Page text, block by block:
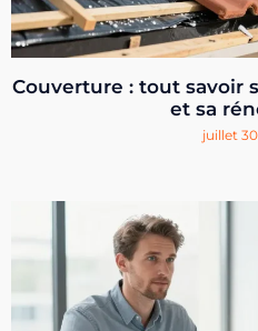
Couverture : tout savoir
et sa
juillet